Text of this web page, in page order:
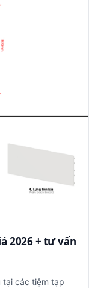
2026 + tư vấn
tại các tiệm tạp